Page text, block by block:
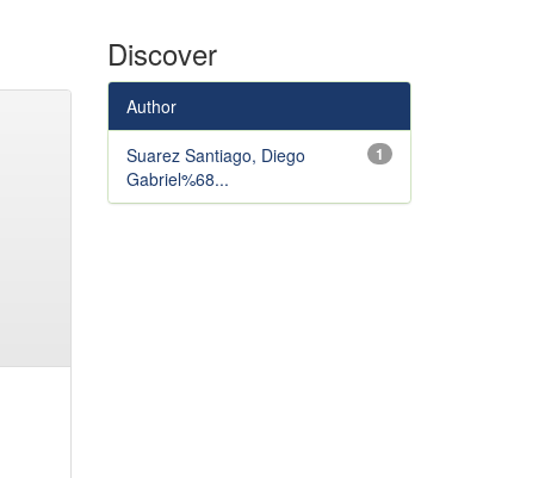
Discover
Author
1
Suarez Santiago, Diego
Gabriel%68...